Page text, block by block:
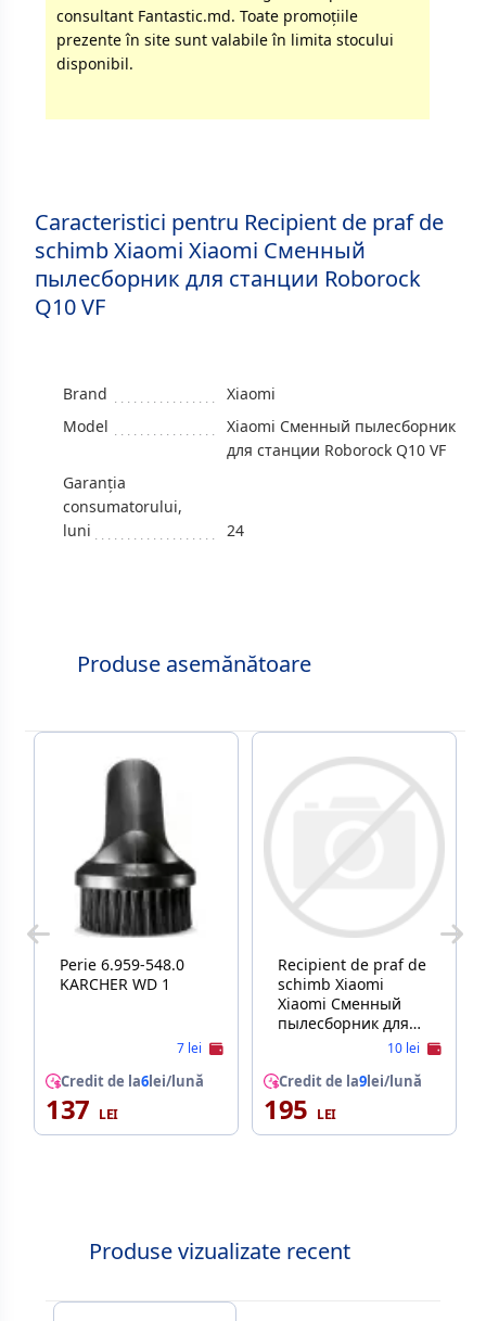
consultant Fantastic.md. Toate promoţiile
prezente în site sunt valabile în limita stocului
disponibil.
Caracteristici pentru Recipient de praf de
schimb Xiaomi Xiaomi Сменный
пылесборник для станции Roborock
Q10 VF
Brand
Xiaomi
Model
Xiaomi Сменный пылесборник
для станции Roborock Q10 VF
Garanția
consumatorului,
luni
24
Produse asemănătoare
Perie 6.959-548.0
KARCHER WD 1
7 lei
Credit de la6lei/lună
137
Recipient de praf de
schimb Xiaomi
Xiaomi Сменный
пылесборник для
станции Roborock
10 lei
Credit de la9lei/lună
195
Produse vizualizate recent